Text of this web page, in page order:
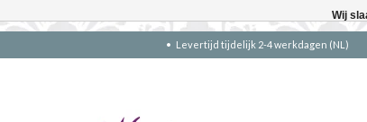
Levertijd tijdelijk 2-4 werkdagen (NL)
Wij